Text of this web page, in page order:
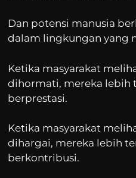
Dan potensi manusia
dalam lingkungan yang
Ketika masyarakat
dihormati, mereka lebih
berprestasi.
Ketika masyarakat
dihargai, mereka lebih
berkontribusi.